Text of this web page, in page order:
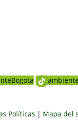
Políticas | Mapa del